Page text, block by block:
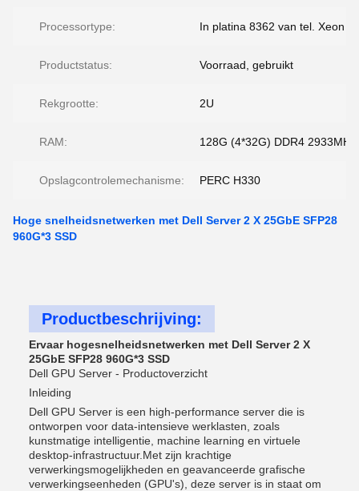
Processortype: In platina 8362 van tel. Xeon
Productstatus: Voorraad, gebruikt
Rekgrootte: 2U
RAM: 128G (4*32G) DDR4 2933MHz
Opslagcontrolemechanisme: PERC H330
Hoge snelheidsnetwerken met Dell Server 2 X 25GbE SFP28
960G*3 SSD
Productbeschrijving:
Ervaar hogesnelheidsnetwerken met Dell Server 2 X
25GbE SFP28 960G*3 SSD
Dell GPU Server - Productoverzicht
Inleiding
Dell GPU Server is een high-performance server die is
ontworpen voor data-intensieve werklasten, zoals
kunstmatige intelligentie, machine learning en virtuele
desktop-infrastructuur.Met zijn krachtige
verwerkingsmogelijkheden en geavanceerde grafische
verwerkingseenheden (GPU's), deze server is in staat om